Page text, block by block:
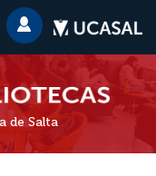
de Salta